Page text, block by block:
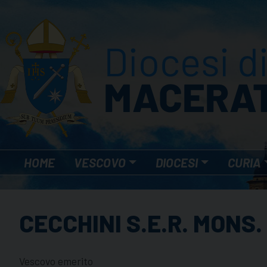
content
HOME VESCOVO DIOCESI CURIA
CECCHINI S.E.R.
Vescovo emerito